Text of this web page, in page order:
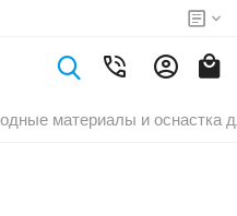
материалы и оснастка